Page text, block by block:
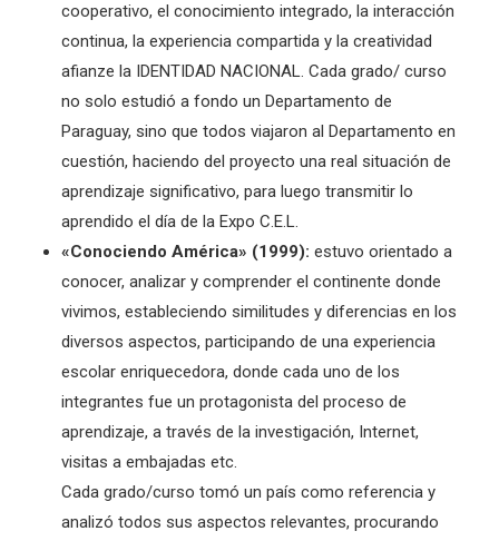
cooperativo, el conocimiento integrado, la interacción
continua, la experiencia compartida y la creatividad
afianze la IDENTIDAD NACIONAL. Cada grado/ curso
no solo estudió a fondo un Departamento de
Paraguay, sino que todos viajaron al Departamento en
cuestión, haciendo del proyecto una real situación de
aprendizaje significativo, para luego transmitir lo
aprendido el día de la Expo C.E.L.
«Conociendo América» (1999): estuvo orientado a
conocer, analizar y comprender el continente donde
vivimos, estableciendo similitudes y diferencias en los
diversos aspectos, participando de una experiencia
escolar enriquecedora, donde cada uno de los
integrantes fue un protagonista del proceso de
aprendizaje, a través de la investigación, Internet,
visitas a embajadas etc.
Cada grado/curso tomó un país como referencia y
analizó todos sus aspectos relevantes, procurando